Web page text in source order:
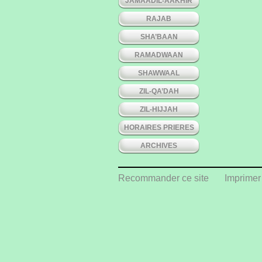
RAJAB
SHA’BAAN
RAMADWAAN
SHAWWAAL
ZIL-QA’DAH
ZIL-HIJJAH
HORAIRES PRIERES
ARCHIVES
Recommander ce site Imprimer